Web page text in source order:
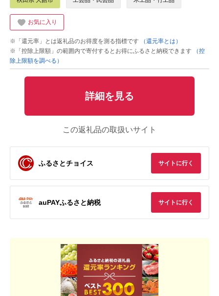
お気に入り
※「還元率」とは返礼品のお得度を測る指標です
（還元率とは）
※「控除上限額」の範囲内で寄付するとお得にふるさと納税できます
（控
除上限額を調べる）
詳細を見る
この返礼品の取扱いサイト
ふるさとチョイス サイトに行く
auPAYふるさと納税 サイトに行く